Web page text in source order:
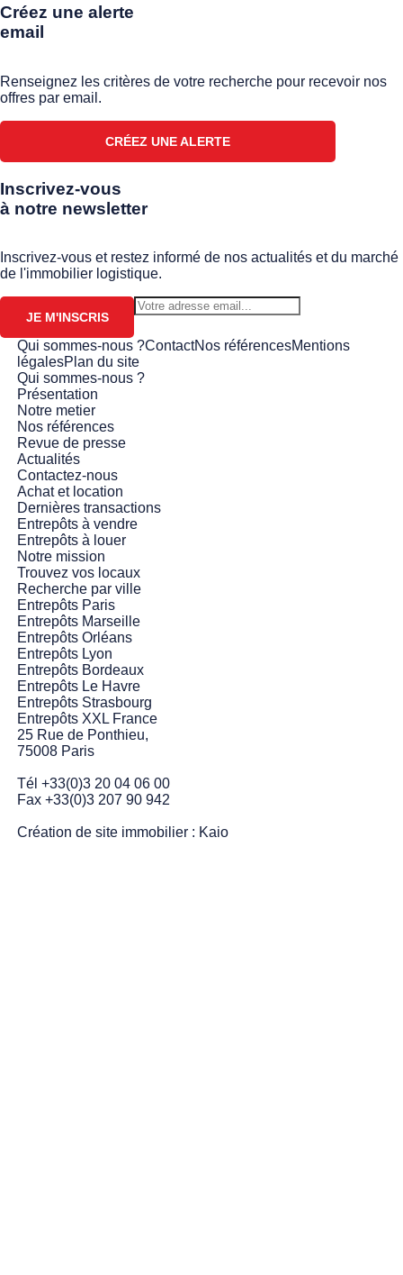
Créez une alerte
email
Renseignez les critères de votre recherche pour recevoir nos
offres par email.
CRÉEZ UNE ALERTE
Inscrivez-vous
à notre newsletter
Inscrivez-vous et restez informé de nos actualités et du marché
de l'immobilier logistique.
JE M'INSCRIS
Qui sommes-nous ?ContactNos référencesMentions
légalesPlan du site
Qui sommes-nous ?
Présentation
Notre metier
Nos références
Revue de presse
Actualités
Contactez-nous
Achat et location
Dernières transactions
Entrepôts à vendre
Entrepôts à louer
Notre mission
Trouvez vos locaux
Recherche par ville
Entrepôts Paris
Entrepôts Marseille
Entrepôts Orléans
Entrepôts Lyon
Entrepôts Bordeaux
Entrepôts Le Havre
Entrepôts Strasbourg
Entrepôts XXL France
25 Rue de Ponthieu,
75008 Paris
Tél +33(0)3 20 04 06 00
Fax +33(0)3 207 90 942
Création de site immobilier : Kaio